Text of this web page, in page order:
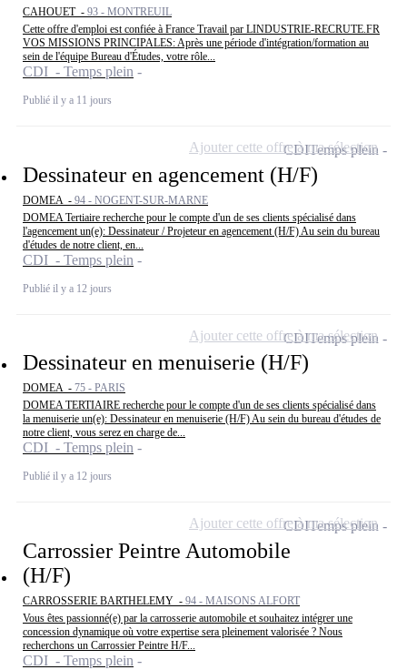
CAHOUET - 93 - MONTREUIL
Cette offre d'emploi est confiée à France Travail par LINDUSTRIE-RECRUTE.FR
VOS MISSIONS PRINCIPALES: Après une période d'intégration/formation au
sein de l'équipe Bureau d'Études, votre rôle...
CDI - Temps plein
Publié il y a 11 jours
Dessinateur en agencement (H/F)
DOMEA - 94 - NOGENT-SUR-MARNE
DOMEA Tertiaire recherche pour le compte d'un de ses clients spécialisé dans
l'agencement un(e): Dessinateur / Projeteur en agencement (H/F) Au sein du bureau
d'études de notre client, en...
CDI - Temps plein
Publié il y a 12 jours
CDITemps plein
Ajouter cette offre à ma sélection
Dessinateur en menuiserie (H/F)
DOMEA - 75 - PARIS
DOMEA TERTIAIRE recherche pour le compte d'un de ses clients spécialisé dans
la menuiserie un(e): Dessinateur en menuiserie (H/F) Au sein du bureau d'études de
notre client, vous serez en charge de...
CDI - Temps plein
Publié il y a 12 jours
CDITemps plein
Ajouter cette offre à ma sélection
Carrossier Peintre Automobile
(H/F)
CARROSSERIE BARTHELEMY - 94 - MAISONS ALFORT
Vous êtes passionné(e) par la carrosserie automobile et souhaitez intégrer une
concession dynamique où votre expertise sera pleinement valorisée ? Nous
recherchons un Carrossier Peintre H/F...
CDI - Temps plein
CDITemps plein
Ajouter cette offre à ma sélection